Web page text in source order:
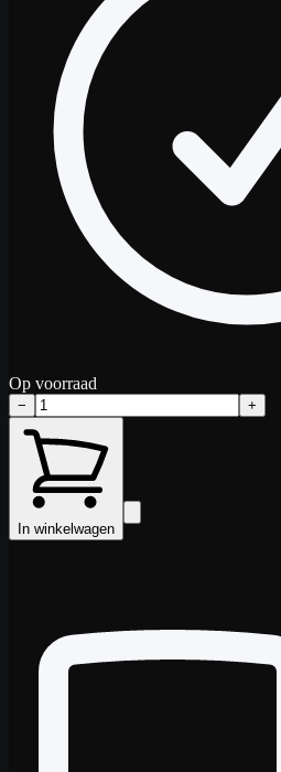
Op voorraad
− +
In winkelwagen